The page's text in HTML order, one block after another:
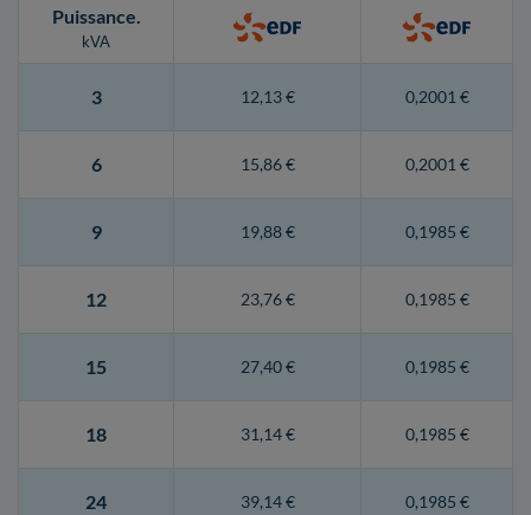
Puissance.
kVA
3 12,13 € 0,2001 €
6 15,86 € 0,2001 €
9 19,88 € 0,1985 €
12 23,76 € 0,1985 €
15 27,40 € 0,1985 €
18 31,14 € 0,1985 €
24 39,14 € 0,1985 €